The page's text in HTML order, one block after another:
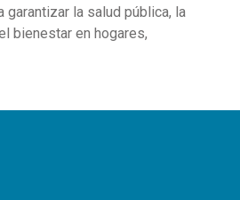
garantizar la salud pública, la
bienestar en hogares,